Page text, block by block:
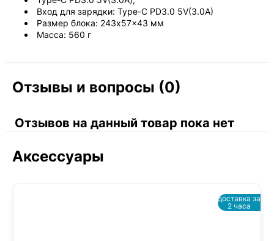
Вход для зарядки: Type-C PD3.0 5V(3.0A)
Размер блока: 243x57x43 мм
Масса: 560 г
Отзывы и вопросы (0)
Отзывов на данный товар пока нет
Аксессуары
доставка за
2 часа